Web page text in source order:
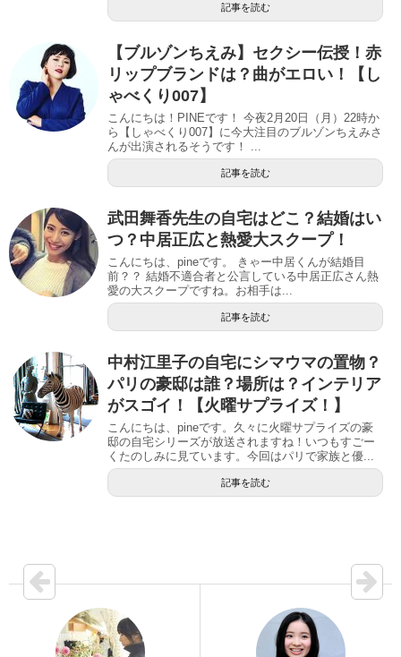
記事を読む
【ブルゾンちえみ】セクシー伝授！赤
リップブランドは？曲がエロい！【し
ゃべくり007】
こんにちは！PINEです！ 今夜2月20日（月）22時か
ら【しゃべくり007】に今大注目のブルゾンちえみさ
んが出演されるそうです！ ...
記事を読む
武田舞香先生の自宅はどこ？結婚はい
つ？中居正広と熱愛大スクープ！
こんにちは、pineです。 きゃー中居くんが結婚目
前？？ 結婚不適合者と公言している中居正広さん熱
愛の大スクープですね。お相手は...
記事を読む
中村江里子の自宅にシマウマの置物？
パリの豪邸は誰？場所は？インテリア
がスゴイ！【火曜サプライズ！】
こんにちは、pineです。久々に火曜サプライズの豪
邸の自宅シリーズが放送されますね！いつもすごー
くたのしみに見ています。今回はパリで家族と優...
記事を読む